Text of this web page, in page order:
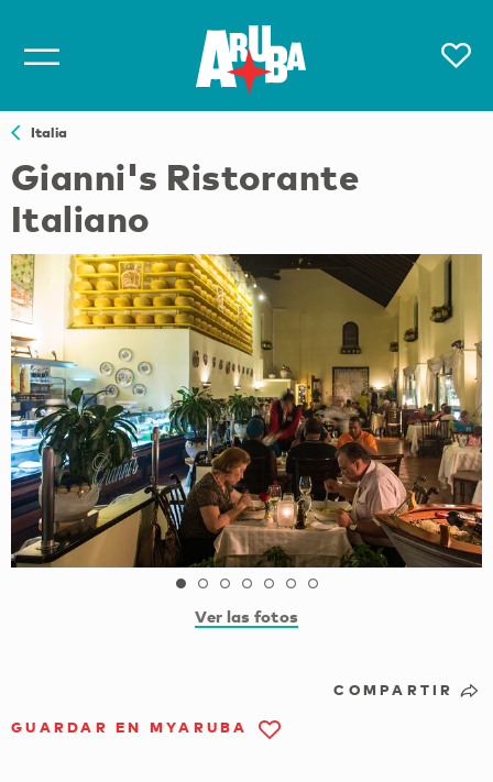
Italia
Gianni's Ristorante
Italiano
Ver las fotos
COMPARTIR
GUARDAR EN MYARUBA